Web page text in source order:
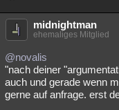
midnightman
ehemaliges Mitglied
@novalis
"nach deiner
auch und gerade wenn
gerne auf anfrage. erst